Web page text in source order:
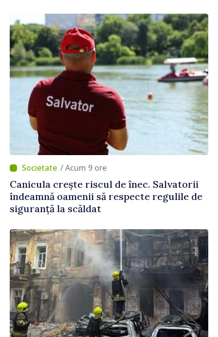
/ Acum 9 ore
Canicula crește riscul de înec. Salvatorii
îndeamnă oamenii să respecte regulile de
siguranță la scăldat